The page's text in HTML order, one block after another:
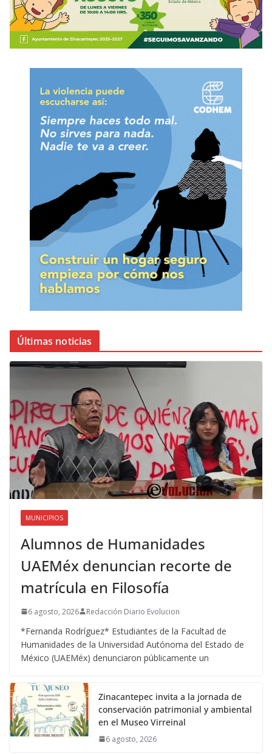
Últimas noticias
MUNICIPIOS
Alumnos de Humanidades
UAEMéx denuncian recorte de
matrícula en Filosofía
6 agosto, 2026 Redacción Diario Evolucion
*Fernanda Rodríguez* Estudiantes de la Facultad de
Humanidades de la Universidad Autónoma del Estado de
México (UAEMéx) denunciaron públicamente un
Zinacantepec invita a la jornada de
conservación patrimonial y ambiental
en el Museo Virreinal
6 agosto, 2026